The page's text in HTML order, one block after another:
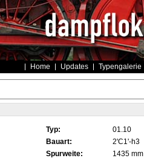
Home Updates Typengalerie
Typ: 01.10
Bauart: 2'C1'-h3
Spurweite: 1435 mm